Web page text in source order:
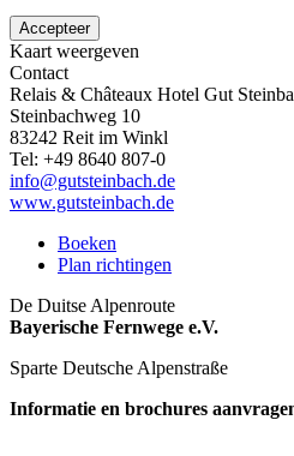
Accepteer
Kaart weergeven
Contact
Relais & Châteaux Hotel Gut
Steinbachweg 10
83242 Reit im Winkl
Tel: +49 8640 807-0
info@gutsteinbach.de
www.gutsteinbach.de
Boeken
Plan richtingen
De Duitse Alpenroute
Bayerische Fernwege e.V.
Sparte Deutsche Alpenstraße
Informatie en brochures